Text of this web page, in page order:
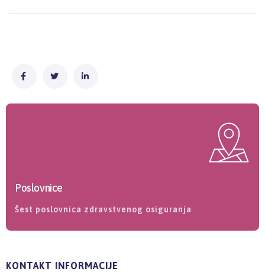
Poslovnice
Šest poslovnica zdravstvenog osiguranja
KONTAKT INFORMACIJE